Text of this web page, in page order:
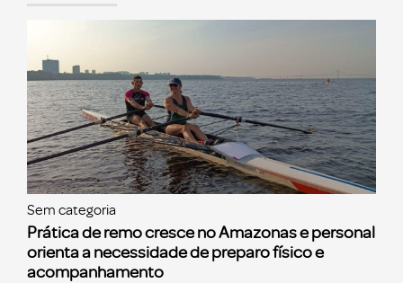
Sem categoria
Prática de remo cresce no Amazonas e personal
orienta a necessidade de preparo físico e
acompanhamento